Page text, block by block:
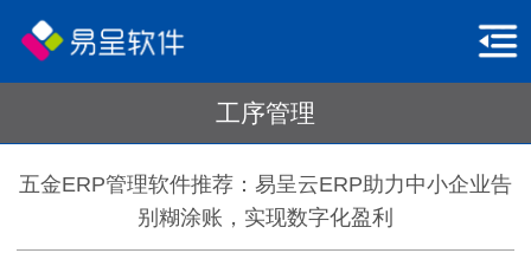
工序管理
五金ERP管理软件推荐：易呈云ERP助力中小企业告
别糊涂账，实现数字化盈利